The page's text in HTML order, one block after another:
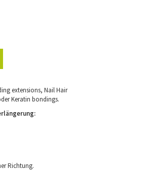
extensions, Nail Hair
Keratin bondings.
Richtung.